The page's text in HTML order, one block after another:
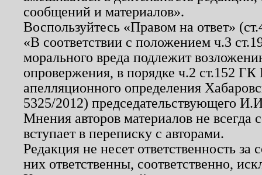
сообщений и материалов».
Воспользуйтесь «Правом на ответ»
«В соответствии с положением ч.3
морального вреда подлежит
опровержения, в порядке ч.2 ст.152
апелляционного определения
5325/2012) председательствующего
Мнения авторов материалов не
вступает в переписку с авторами.
Редакция не несет ответственность
них ответственны, соответственно,